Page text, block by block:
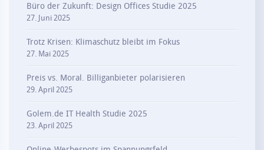
Büro der Zukunft: Design Offices Studie 2025
27. Juni 2025
Trotz Krisen: Klimaschutz bleibt im Fokus
27. Mai 2025
Preis vs. Moral. Billiganbieter polarisieren
29. April 2025
Golem.de IT Health Studie 2025
23. April 2025